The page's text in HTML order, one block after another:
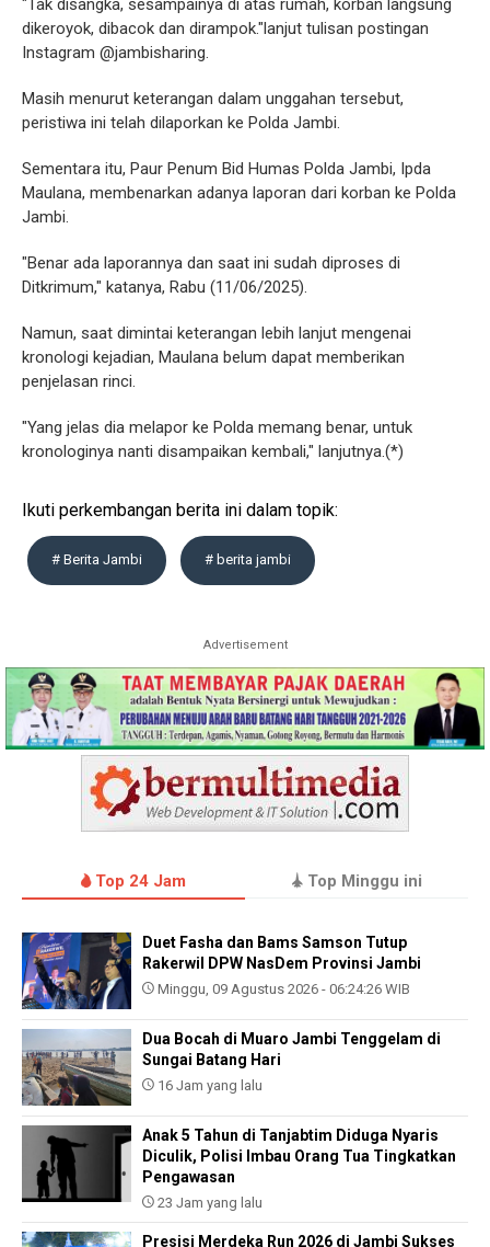
"Tak disangka, sesampainya di atas rumah, korban langsung
dikeroyok, dibacok dan dirampok."lanjut tulisan postingan
Instagram @jambisharing.
Masih menurut keterangan dalam unggahan tersebut,
peristiwa ini telah dilaporkan ke Polda Jambi.
Sementara itu, Paur Penum Bid Humas Polda Jambi, Ipda
Maulana, membenarkan adanya laporan dari korban ke Polda
Jambi.
"Benar ada laporannya dan saat ini sudah diproses di
Ditkrimum," katanya, Rabu (11/06/2025).
Namun, saat dimintai keterangan lebih lanjut mengenai
kronologi kejadian, Maulana belum dapat memberikan
penjelasan rinci.
"Yang jelas dia melapor ke Polda memang benar, untuk
kronologinya nanti disampaikan kembali," lanjutnya.(*)
Ikuti perkembangan berita ini dalam topik:
# Berita Jambi # berita jambi
Advertisement
Top 24 Jam Top Minggu ini
Duet Fasha dan Bams Samson Tutup
Rakerwil DPW NasDem Provinsi Jambi
Minggu, 09 Agustus 2026 - 06:24:26 WIB
Dua Bocah di Muaro Jambi Tenggelam di
Sungai Batang Hari
16 Jam yang lalu
Anak 5 Tahun di Tanjabtim Diduga Nyaris
Diculik, Polisi Imbau Orang Tua Tingkatkan
Pengawasan
23 Jam yang lalu
Presisi Merdeka Run 2026 di Jambi Sukses